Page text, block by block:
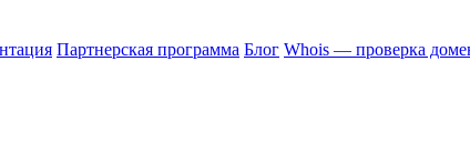
Партнерская программа Блог Whois — проверка